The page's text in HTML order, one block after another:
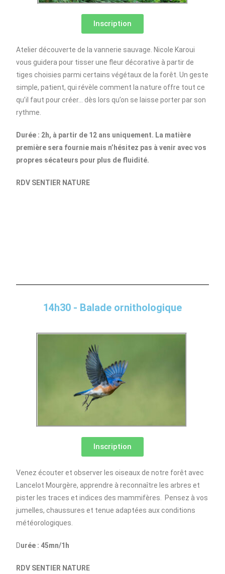
Inscription
Atelier découverte de la vannerie sauvage. Nicole Karoui
vous guidera pour tisser une fleur décorative à partir de
tiges choisies parmi certains végétaux de la forêt. Un geste
simple, patient, qui révèle comment la nature offre tout ce
qu’il faut pour créer… dès lors qu’on se laisse porter par son
rythme.
Durée : 2h, à partir de 12 ans uniquement. La matière
première sera fournie mais n’hésitez pas à venir avec vos
propres sécateurs pour plus de fluidité.
RDV SENTIER NATURE
14h30 - Balade ornithologique
Inscription
Venez écouter et observer les oiseaux de notre forêt avec
Lancelot Mourgère, apprendre à reconnaître les arbres et
pister les traces et indices des mammifères. Pensez à vos
jumelles, chaussures et tenue adaptées aux conditions
météorologiques.
Durée : 45mn/1h
RDV SENTIER NATURE